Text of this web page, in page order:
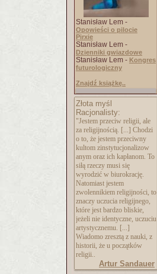
Stanisław Lem -
Opowieści o pilocie
Pirxie
Stanisław Lem -
Dzienniki gwiazdowe
Stanisław Lem - Kongres
futurologiczny
Znajdź książkę..
Złota myśl
Racjonalisty:
"Jestem przeciw religii, ale
za religijnością. [...] Chodzi
o to, że jestem przeciwny
kultom zinstytucjonalizow
anym oraz ich kapłanom. To
siłą rzeczy musi się
wyrodzić w biurokrację.
Natomiast jestem
zwolennikiem religijności, to
znaczy uczucia religijnego,
które jest bardzo bliskie,
jeżeli nie identyczne, uczuciu
artystycznemu. [...]
Wiadomo zresztą z nauki, z
historii, że u początków
religii..
Artur Sandauer